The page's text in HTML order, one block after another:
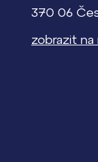
370 06
zobrazit na